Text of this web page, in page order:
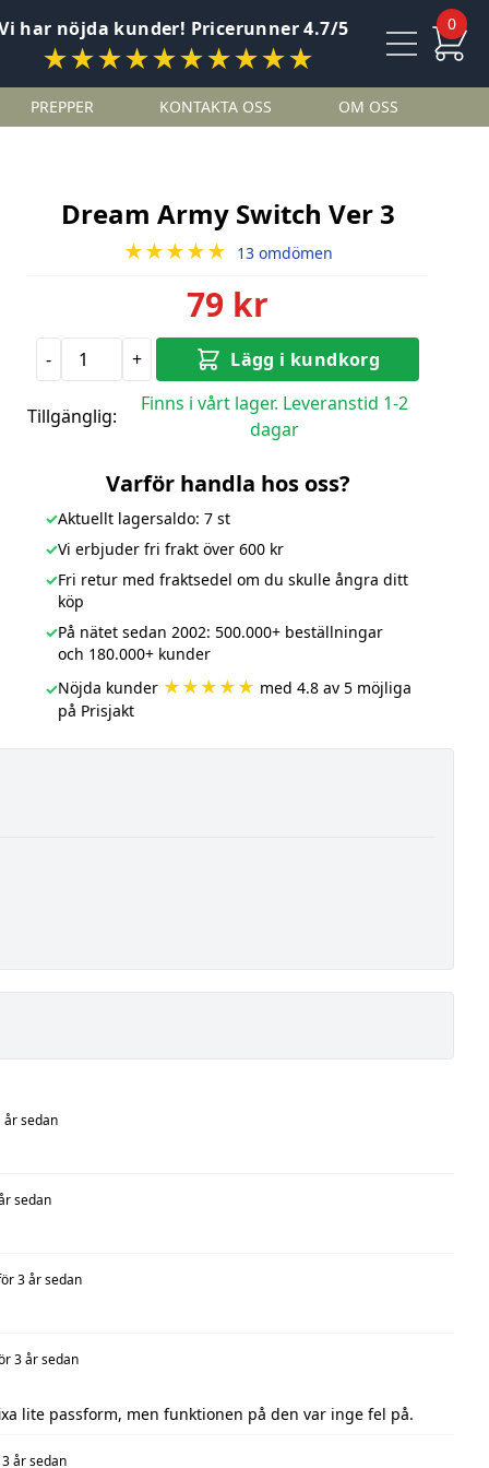
har nöjda kunder! Pricerunner 4.7/5
★★★★★★★★★★
0
PREPPER KONTAKTA OSS OM OSS
Dream Army Switch Ver 3
★★★★★ 13 omdömen
79 kr
- + Lägg i kundkorg
Tillgänglig:
Finns i vårt lager. Leveranstid 1-2
dagar
Varför handla hos oss?
✓Aktuellt lagersaldo: 7 st
✓Vi erbjuder fri frakt över 600 kr
✓Fri retur med fraktsedel om du skulle ångra ditt
köp
✓På nätet sedan 2002: 500.000+ beställningar
och 180.000+ kunder
✓Nöjda kunder ★★★★★ med 4.8 av 5 möjliga
på Prisjakt
år sedan
sedan
3 år sedan
3 år sedan
lite passform, men funktionen på den var inge fel på.
år sedan